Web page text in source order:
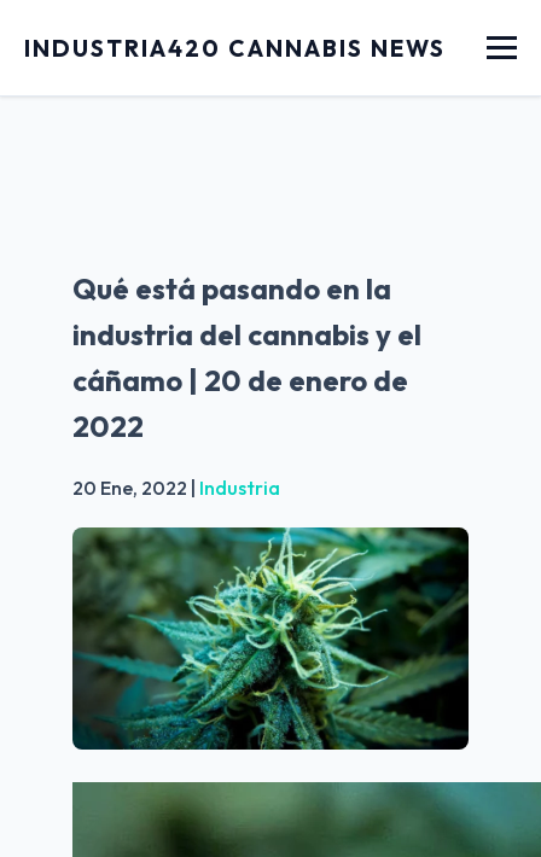
INDUSTRIA420 CANNABIS NEWS Menu
Qué está pasando en la
industria del cannabis y el
cáñamo | 20 de enero de
2022
20 Ene, 2022 | Industria